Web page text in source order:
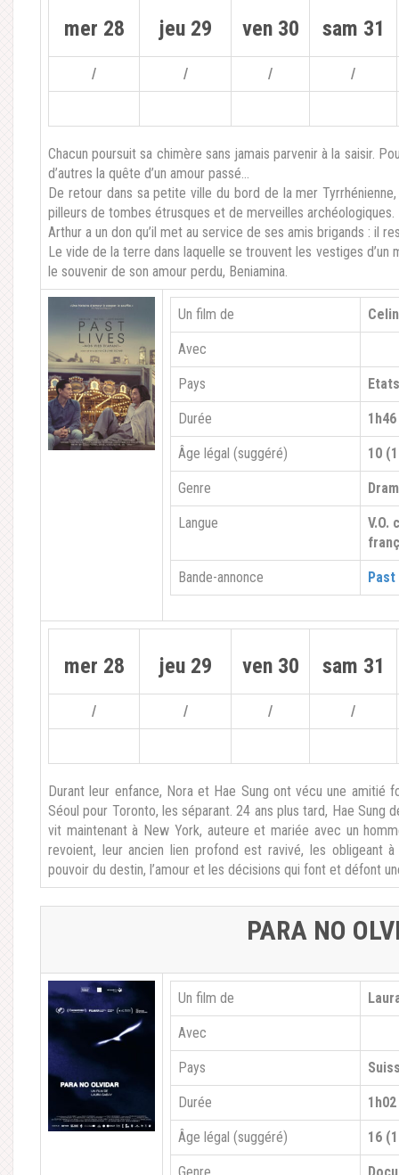
mer 28 jeu 29 ven 30 sam 31
/ / / /
Chacun poursuit sa chimère sans jamais parvenir à la saisir.
d’autres la quête d’un amour passé…
De retour dans sa petite ville du bord de la mer
pilleurs de tombes étrusques et de merveilles archéologiques.
Arthur a un don qu’il met au service de ses amis brigands : il
Le vide de la terre dans laquelle se trouvent les vestiges d’un
le souvenir de son amour perdu, Beniamina.
Un film de
Avec
Pays
Durée 1h46
Âge légal (suggéré) 10
Genre
Langue
V.O.
Bande-annonce
mer 28 jeu 29 ven 30 sam 31
/ / / /
Durant leur enfance, Nora et Hae Sung ont vécu une amitié
Séoul pour Toronto, les séparant. 24 ans plus tard, Hae Sung
vit maintenant à New York, auteure et mariée avec un
revoient, leur ancien lien profond est ravivé, les obligeant
pouvoir du destin, l’amour et les décisions qui font et défont
PARA NO
Un film de
Avec
Pays
Durée 1h02
Âge légal (suggéré) 16